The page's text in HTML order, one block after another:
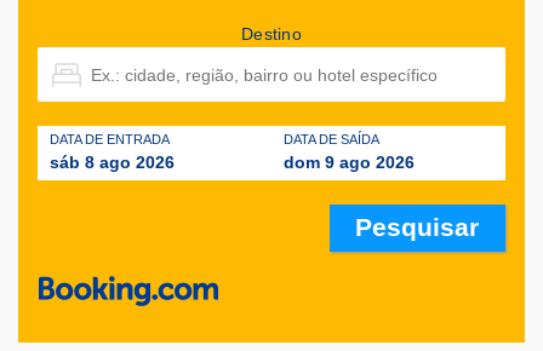
Destino
DATA DE ENTRADA
sáb 8 ago 2026
DATA DE SAÍDA
dom 9 ago 2026